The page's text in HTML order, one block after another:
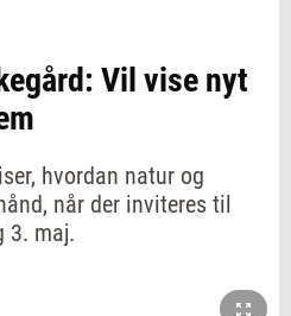
Vil vise nyt
hvordan natur og
når der inviteres til
3. maj.